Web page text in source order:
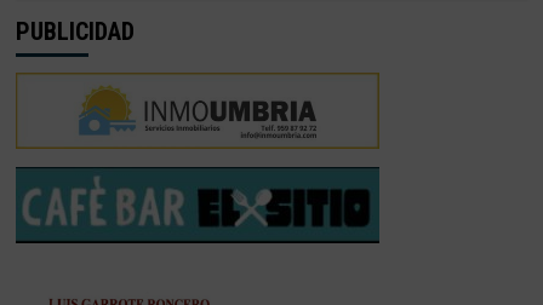
PUBLICIDAD